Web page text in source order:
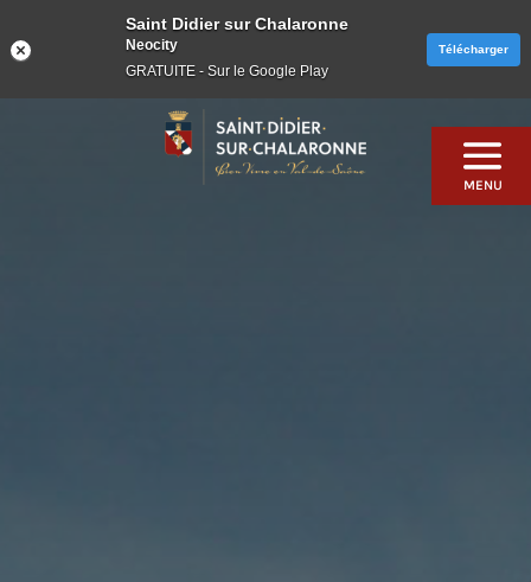
Saint Didier sur Chalaronne
Neocity
GRATUITE - Sur le Google Play
Télécharger